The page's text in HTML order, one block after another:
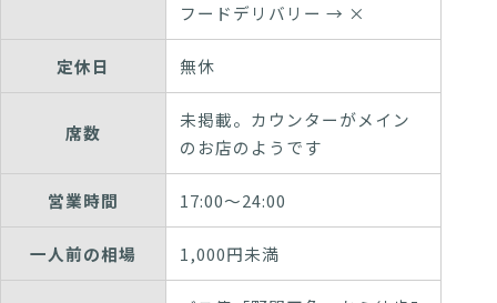
フードデリバリー → ×
定休日 無休
席数
未掲載。カウンターがメイン
のお店のようです
営業時間 17:00～24:00
一人前の相場 1,000円未満